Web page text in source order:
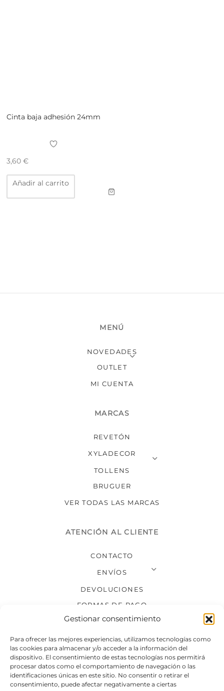
Gestionar consentimiento
Para ofrecer las mejores experiencias, utilizamos tecnologías como
las cookies para almacenar y/o acceder a la información del
dispositivo. El consentimiento de estas tecnologías nos permitirá
procesar datos como el comportamiento de navegación o las
identificaciones únicas en este sitio. No consentir o retirar el
consentimiento, puede afectar negativamente a ciertas
Cinta baja adhesión 24mm
3,60 €
Añadir al carrito
MENÚ
NOVEDADES
OUTLET
MI CUENTA
MARCAS
REVETÓN
XYLADECOR
TOLLENS
BRUGUER
VER TODAS LAS MARCAS
ATENCIÓN AL CLIENTE
CONTACTO
ENVÍOS
DEVOLUCIONES
FORMAS DE PAGO
SÍGUENOS